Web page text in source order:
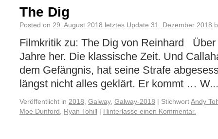
The Dig
Posted on 29. August 2018 letztes Update 31. Dezember 2018
Filmkritik zu: The Dig von Reinhard
Jahre her. Die klassische Zeit. Und
dem Gefängnis, hat seine Strafe
längst nicht alles geklärt. Er kommt … W...
Veröffentlicht in 2018 Galway, Galway-2018 | StichwortAndy
Moe Dunford
Ryan Tohill | Hinterlasse einen Kommentar.